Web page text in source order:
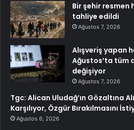
Bir şehir
tahliye edildi
Ağustos 7, 2026
Alışveriş yapan
Ağustos’ta tüm
değişiyor
Ağustos 7, 2026
Tgc: Alican Uludağ’ın Gözaltına
Karşılıyor, Özgür Bırakılmasını
Ağustos 6, 2026